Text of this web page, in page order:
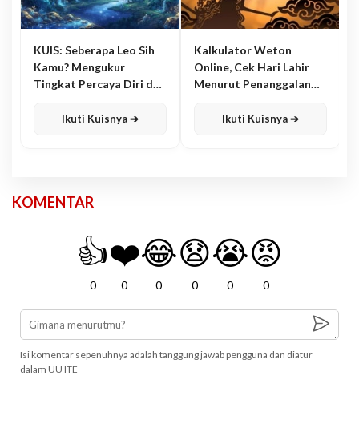
KUIS: Seberapa Leo Sih
Kamu? Mengukur
Tingkat Percaya Diri dan
Ikuti Kuisnya ➔
Kalkulator Weton
Online, Cek Hari Lahir
Menurut Penanggalan
Ikuti Kuisnya ➔
KOMENTAR
👍
0
❤️
0
😂
0
😧
0
😭
0
😡
0
Isi komentar sepenuhnya adalah tanggung jawab pengguna dan diatur
dalam UU ITE